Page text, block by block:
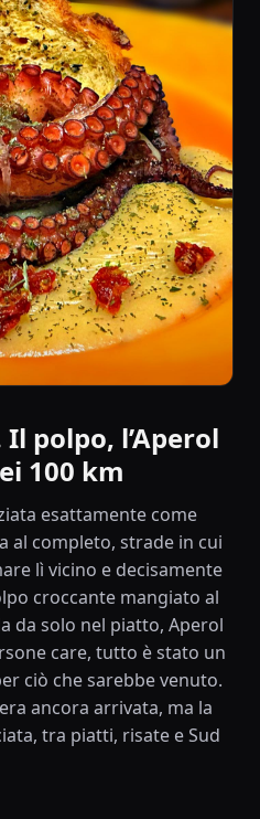
polpo, l’Aperol
100 km
esattamente come
al completo, strade in cui
lì vicino e decisamente
croccante mangiato al
da solo nel piatto, Aperol
care, tutto è stato un
ciò che sarebbe venuto.
ancora arrivata, ma la
tra piatti, risate e Sud